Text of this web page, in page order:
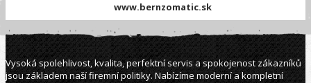
www.bernzomatic.sk
Vysoká spolehlivost, kvalita, perfektní servis a spokojenost zákazníků
jsou základem naší firemní politiky. Nabízíme moderní a kompletní